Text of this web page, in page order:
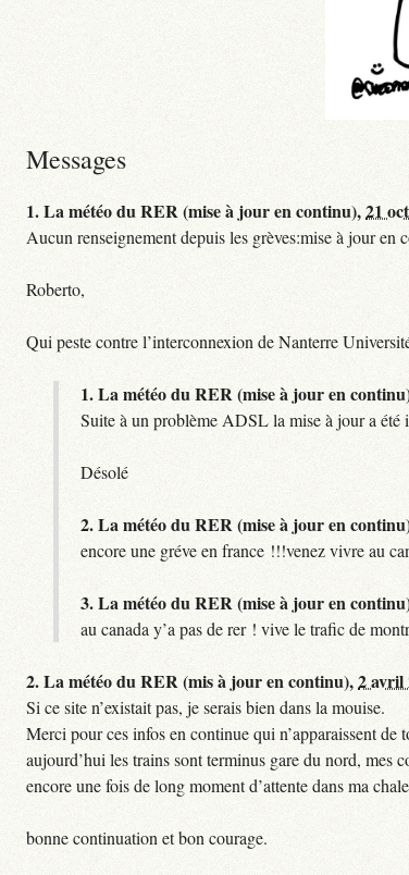
Messages
1.La météo du RER (mise à jour en continu),21
Aucun renseignement depuis les grèves:mise à jour
Roberto,
Qui peste contre l’interconnexion de Nanterre
1.La météo du RER (mise à jour en
Suite à un problème ADSL la mise à jour a été
Désolé
2.La météo du RER (mise à jour en
encore une gréve en france !!!venez vivre au
3.La météo du RER (mise à jour en
au canada y’a pas de rer ! vive le trafic de
2.La météo du RER (mis à jour en continu),2 avril
Si ce site n’existait pas, je serais bien dans la mouise.
Merci pour ces infos en continue qui n’apparaissent
aujourd’hui les trains sont terminus gare du nord, mes
encore une fois de long moment d’attente dans ma
bonne continuation et bon courage.